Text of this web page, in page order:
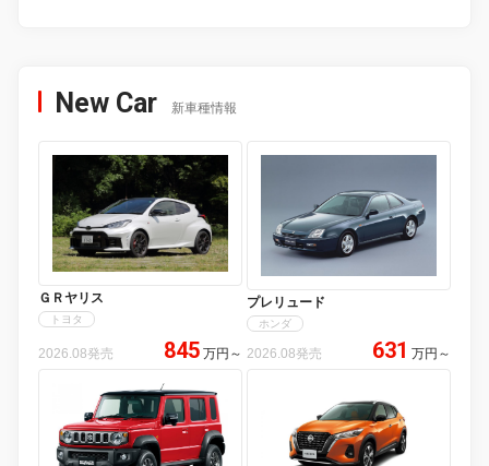
New Car 新車種情報
ＧＲヤリス
トヨタ
2026.08発売 845 万円 ～
プレリュード
ホンダ
2026.08発売 631 万円 ～